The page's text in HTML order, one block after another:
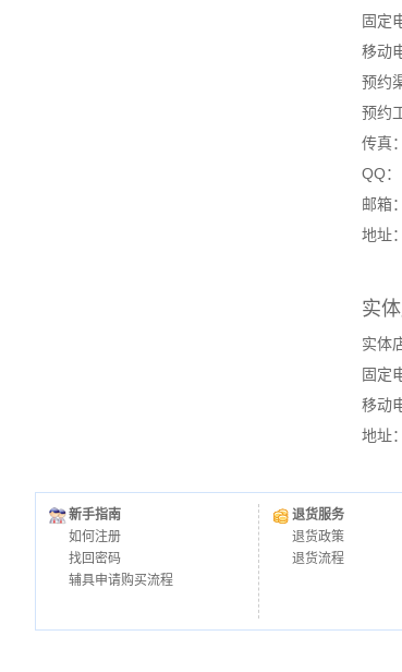
固定
移动
预约
预约
传真：
QQ：
邮箱：
地址
实
实体
固定
移动
地址
新手指南
如何注册
找回密码
辅具申请购买流程
退货服务
退货政策
退货流程